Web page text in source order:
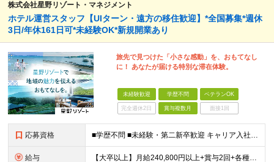
株式会社星野リゾート・マネジメント
ホテル運営スタッフ【UIターン・遠方の移住歓迎】*全国募集*週休
3日/年休161日可*未経験OK*新規開業あり
旅先で見つけた「小さな感動」を、おもてなし
に！ あなたが届ける特別な滞在体験。
未経験歓迎 学歴不問 ベテランOK
完全週休2日 賞与複数月 面接1回
応募資格 ■学歴不問 ■未経験・第二新卒歓迎 キャリア入社のメンバーは元美容師、営業、教員などさまざま！ 『遠方への引っ越しが可能な方』や『地方に行ってみたい・勤務したい方』なども この機会に新しい人生にチャ
給与 【大卒以上】月給240,800円以上+賞与2回+各種手当 【短大・専門学校卒】月給204,400円以上+賞与2回+各種手当 【上記以外】月給187,000円以上+賞与2回+各種手当 ※経験、資格、能